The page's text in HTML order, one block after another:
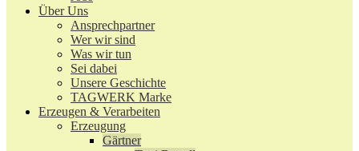
Über Uns
Ansprechpartner
Wer wir sind
Was wir tun
Sei dabei
Unsere Geschichte
TAGWERK Marke
Erzeugen & Verarbeiten
Erzeugung
Gärtner